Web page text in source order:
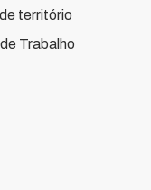
território
Trabalho